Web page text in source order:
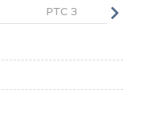
РТС 3